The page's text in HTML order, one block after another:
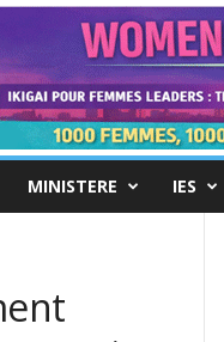
MINISTERE IES